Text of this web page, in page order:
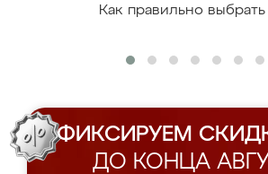
Как правильно
ФИКСИРУЕМ
ДО КОНЦА